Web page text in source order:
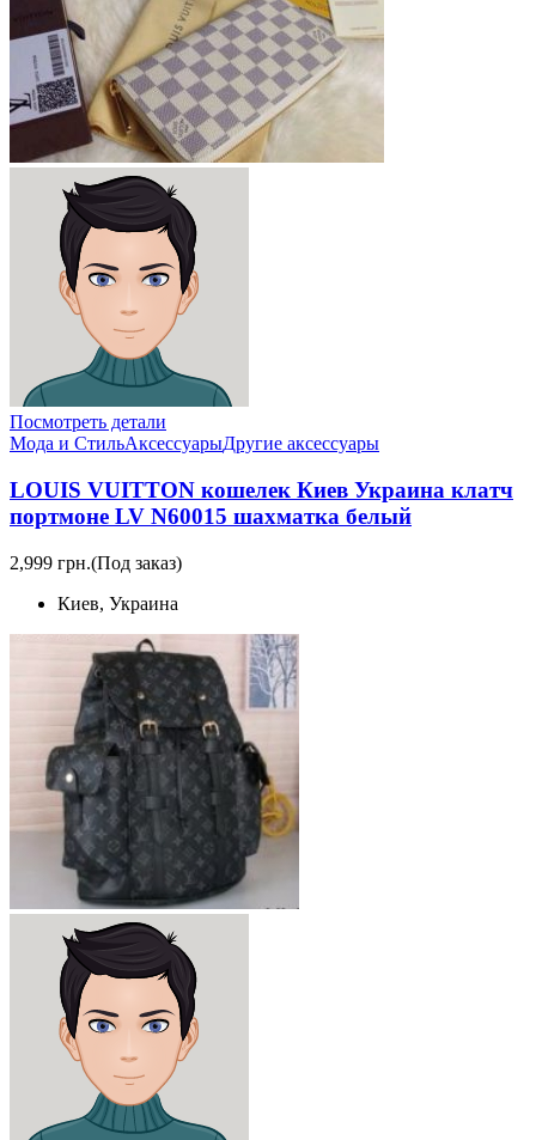
Посмотреть детали
Мода и СтильАксессуарыДругие аксессуары
LOUIS VUITTON кошелек Киев Украина клатч
портмоне LV N60015 шахматка белый
2,999 грн.(Под заказ)
Киев, Украина